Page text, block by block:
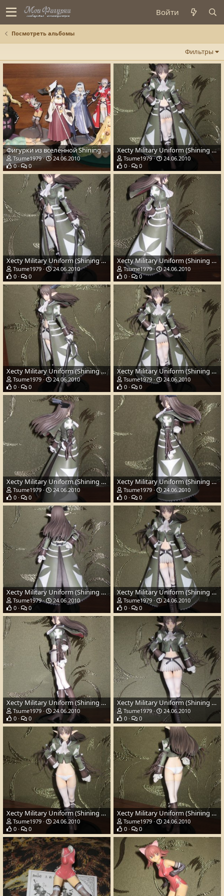
Войти
Посмотреть альбомы
Фильтры
Фигурки из вселенной Shining Tears x Wind Всей толпой, потом наверное переставлю по другому.....возможно им придеться частично на другую полку переезж
Tsume1979
24.06.2010
0
0
Xecty Military Uniform (Shining Wind)
Tsume1979
24.06.2010
0
0
Xecty Military Uniform (Shining Wind)
Tsume1979
24.06.2010
0
0
Xecty Military Uniform (Shining Wind)
Tsume1979
24.06.2010
0
0
Xecty Military Uniform (Shining Wind)
Tsume1979
24.06.2010
0
0
Xecty Military Uniform (Shining Wind)
Tsume1979
24.06.2010
0
0
Xecty Military Uniform (Shining Wind)
Tsume1979
24.06.2010
0
0
Xecty Military Uniform (Shining Wind)
Tsume1979
24.06.2010
0
0
Xecty Military Uniform (Shining Wind)
Tsume1979
24.06.2010
0
0
Xecty Military Uniform (Shining Wind)
Tsume1979
24.06.2010
0
0
Xecty Military Uniform (Shining Wind)
Tsume1979
24.06.2010
0
0
Xecty Military Uniform (Shining Wind)
Tsume1979
24.06.2010
0
0
Xecty Military Uniform (Shining Wind)
Tsume1979
24.06.2010
0
0
Xecty Military Uniform (Shining Wind)
Tsume1979
24.06.2010
0
0